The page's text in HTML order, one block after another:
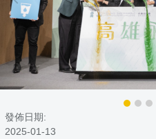
發佈日期:
2025-01-13